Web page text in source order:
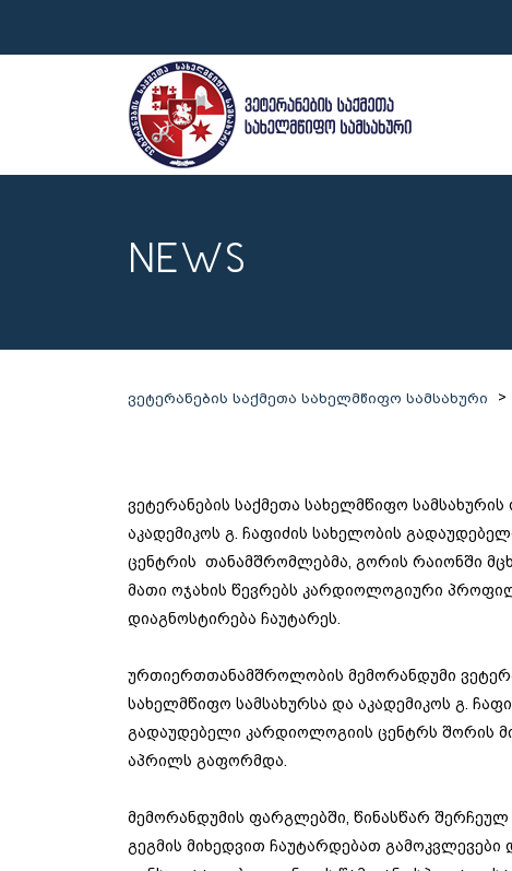
NEWS
ვეტერანების საქმეთა სახელმწიფო სამსახური >
ვეტერანების საქმეთა სახელმწიფო სამსახურის
აკადემიკოს გ. ჩაფიძის სახელობის
ცენტრის თანამშრომლებმა, გორის რაიონში
მათი ოჯახის წევრებს კარდიოლოგიური
დიაგნოსტირება ჩაუტარეს.
ურთიერთთანამშროლობის მემორანდუმი
სახელმწიფო სამსახურსა და აკადემიკოს გ.
გადაუდებელი კარდიოლოგიის ცენტრს შორის
აპრილს გაფორმდა.
მემორანდუმის ფარგლებში, წინასწარ შერჩეულ
გეგმის მიხედვით ჩაუტარდებათ გამოკვლევები